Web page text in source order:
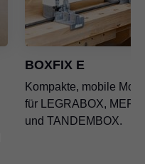
BOXFIX E
Kompakte, mobile
für LEGRABOX,
und TANDEMBOX.